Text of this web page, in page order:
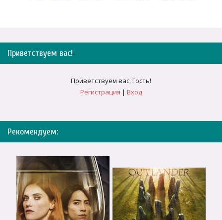
Приветствуем вас!
Приветствуем вас,Гость!
Регистрация | Вход
Рекомендуем: